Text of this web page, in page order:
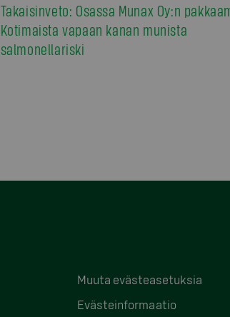
Takaisinveto: Osassa Munax Oy:n
Kotimaista vapaan kanan munista
salmonellariski
Muuta evästeasetuksia
Evästeinformaatio